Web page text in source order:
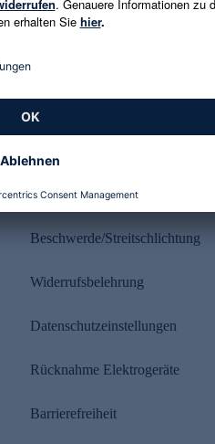
Rechtliches
Beschwerde/Streitschlichtung
Widerrufsbelehrung
Datenschutzeinstellungen
Rücknahme Elektrogeräte
Barrierefreiheit